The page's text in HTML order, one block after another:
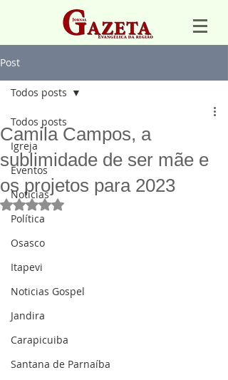
Post
Todos posts
Igreja
Eventos
Notícias
Política
Osasco
Itapevi
Noticias Gospel
Jandira
Carapicuiba
Santana de Parnaíba
Todos posts
Camila Campos, a
sublimidade de ser mãe e
os projetos para 2023
Avaliado com NaN de 5 estrelas.